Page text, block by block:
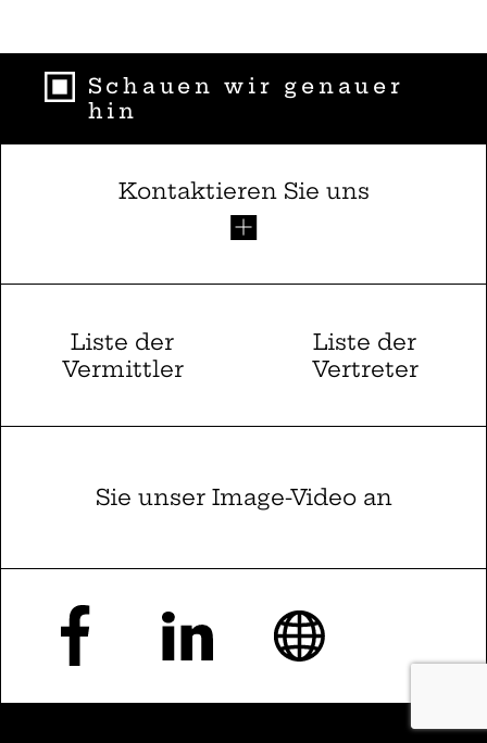
Schauen wir genauer
hin
Kontaktieren Sie uns
Liste der
Vermittler
Liste der
Vertreter
Sie unser Image-Video an